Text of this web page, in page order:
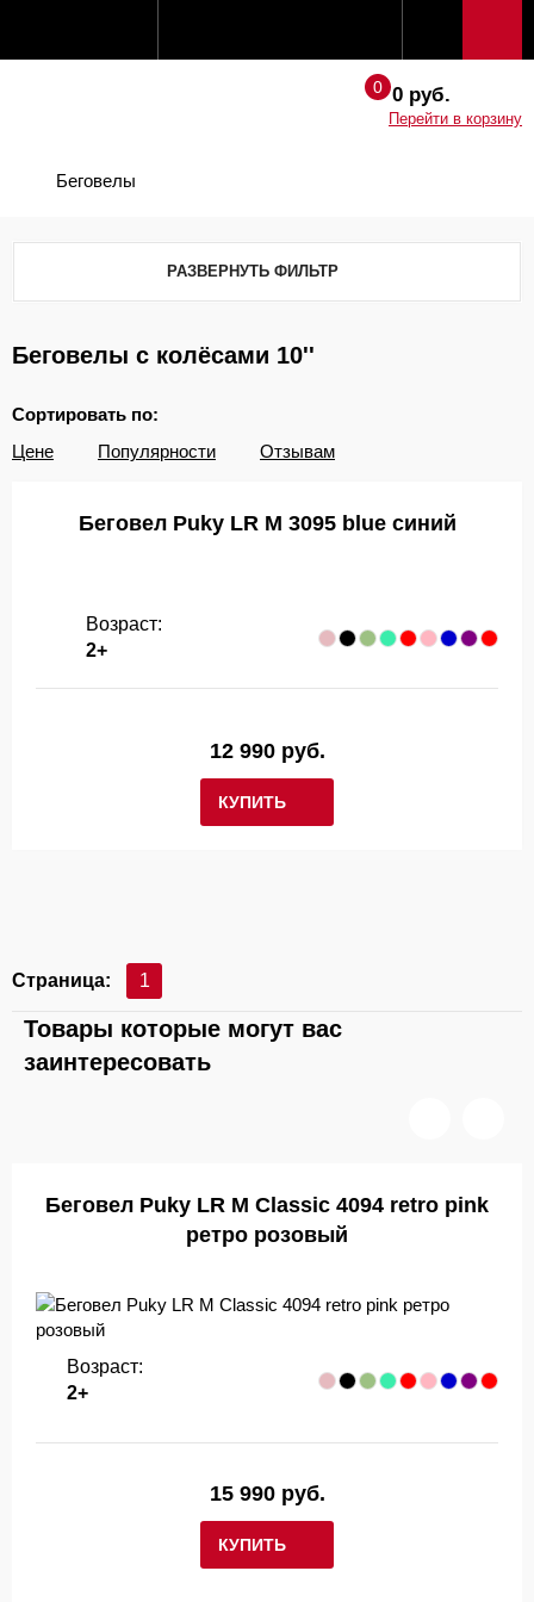
0 руб.
Перейти в корзину
Беговелы
РАЗВЕРНУТЬ ФИЛЬТР
Беговелы с колёсами 10''
Сортировать по:
Цене
Популярности Отзывам
Беговел Puky LR M 3095 blue синий
Возраст:
2+
КУПИТЬ
12 990 руб.
Страница: 1
Товары которые могут вас
заинтересовать
Беговел Puky LR M Classic 4094 retro pink
ретро розовый
Возраст:
2+
КУПИТЬ
15 990 руб.